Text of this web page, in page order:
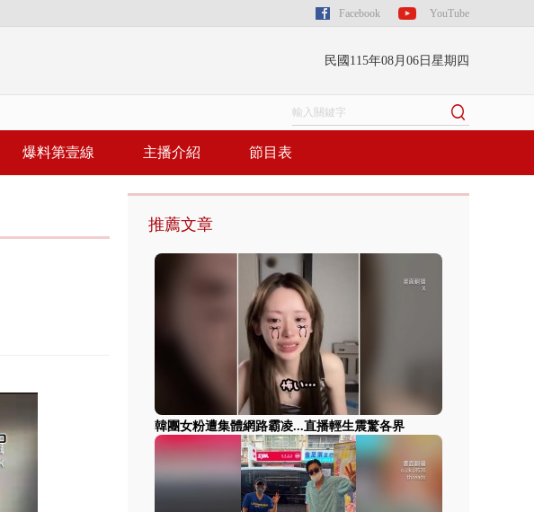
Facebook YouTube
民國115年08月06日星期四
爆料第壹線 主播介紹 節目表
推薦文章
韓團女粉遭集體網路霸凌...直播輕生震驚各界